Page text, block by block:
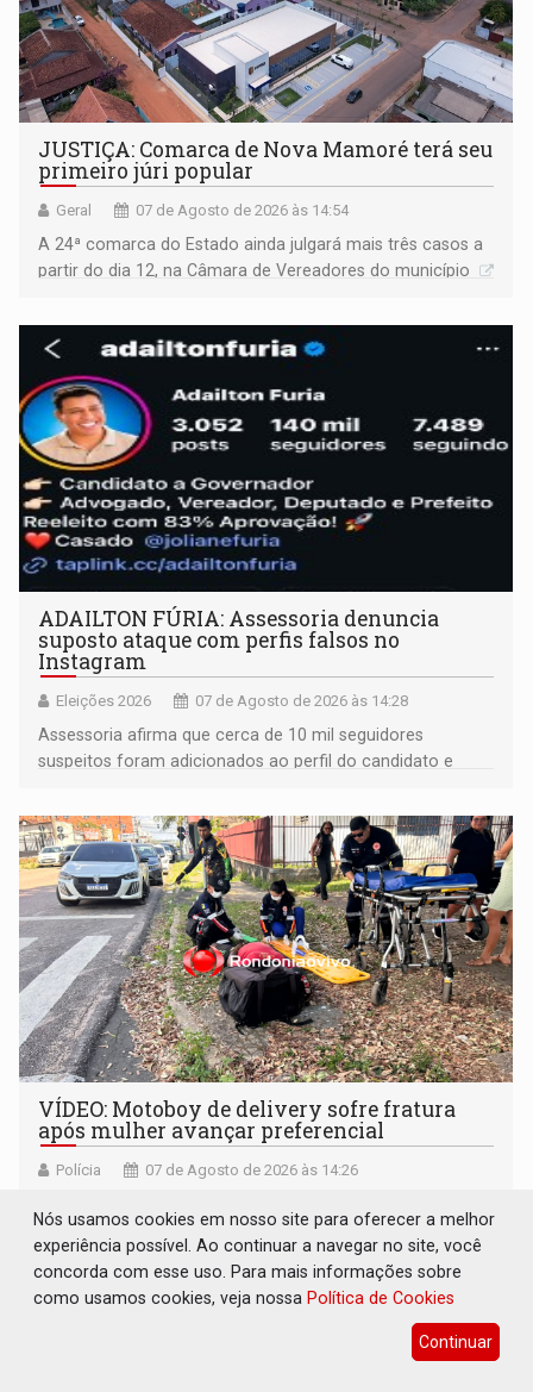
JUSTIÇA: Comarca de Nova Mamoré terá seu
primeiro júri popular
Geral 07 de Agosto de 2026 às 14:54
A 24ª comarca do Estado ainda julgará mais três casos a
partir do dia 12, na Câmara de Vereadores do município
ADAILTON FÚRIA: Assessoria denuncia
suposto ataque com perfis falsos no
Instagram
Eleições 2026 07 de Agosto de 2026 às 14:28
Assessoria afirma que cerca de 10 mil seguidores
suspeitos foram adicionados ao perfil do candidato e
remover as contas
VÍDEO: Motoboy de delivery sofre fratura
após mulher avançar preferencial
Polícia 07 de Agosto de 2026 às 14:26
Nós usamos cookies em nosso site para oferecer a melhor
experiência possível. Ao continuar a navegar no site, você
concorda com esse uso. Para mais informações sobre
como usamos cookies, veja nossa Política de Cookies
Continuar